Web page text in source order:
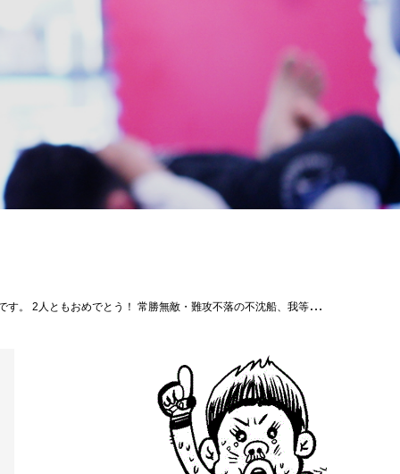
率いるパラエストラ千葉ネットワーク！ #パラエストラ千葉ネットワーク #RIZIN #征矢貴 #浅倉カンナ